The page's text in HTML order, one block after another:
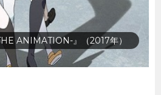
偵団NEO』（2017年）